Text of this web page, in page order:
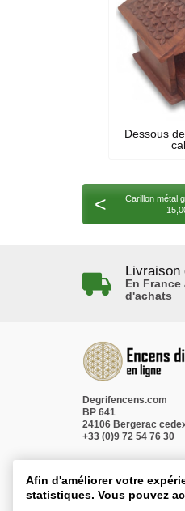
Dessous
<
Carillon métal
Livraison
En France
d'achats
Degrifencens.com
BP 641
24106 Bergerac
+33 (0)9 72 54 76 30
Afin d'améliorer votre
statistiques. Vous pouvez